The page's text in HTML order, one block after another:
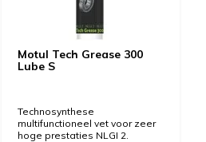
Motul Tech Grease 300
Lube S
Technosynthese
multifunctioneel vet voor zeer
hoge prestaties NLGI 2.